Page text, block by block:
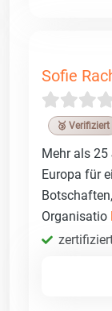
Sofie
🥉 Verifiziert
Mehr als
Europa für
Organisatio